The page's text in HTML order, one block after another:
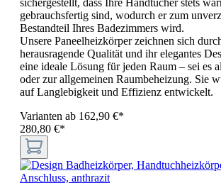
gebrauchsfertig sind, wodurch er zum
Bestandteil Ihres Badezimmers wird.
Unsere Paneelheizkörper zeichnen sich
herausragende Qualität und ihr elegantes
eine ideale Lösung für jeden Raum – sei es
oder zur allgemeinen Raumbeheizung. Sie
auf Langlebigkeit und Effizienz entwickelt.
Varianten ab 162,90 €*
280,80 €*